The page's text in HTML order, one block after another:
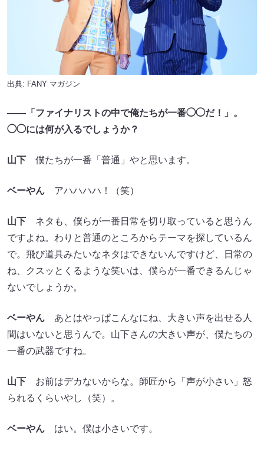
出典: FANY マガジン
――「ファイナリストの中で俺たちが一番◯◯だ！」。
◯◯には何が入るでしょうか？
山下 僕たちが一番「普通」やと思います。
ベーやん アハハハハ！（笑）
山下 ネタも、僕らが一番日常を切り取っていると思うん
ですよね。わりと普通のところからテーマを探しているん
で。飛び道具みたいなネタはできないんですけど、日常の
ね、クスッとくるような笑いは、僕らが一番できるんじゃ
ないでしょうか。
ベーやん あとはやっぱこんなにね、大きい声を出せる人
間はいないと思うんで。山下さんの大きい声が、僕たちの
一番の武器ですね。
山下 お前はデカないからな。師匠から「声が小さい」怒
られるくらいやし（笑）。
ベーやん はい。僕は小さいです。